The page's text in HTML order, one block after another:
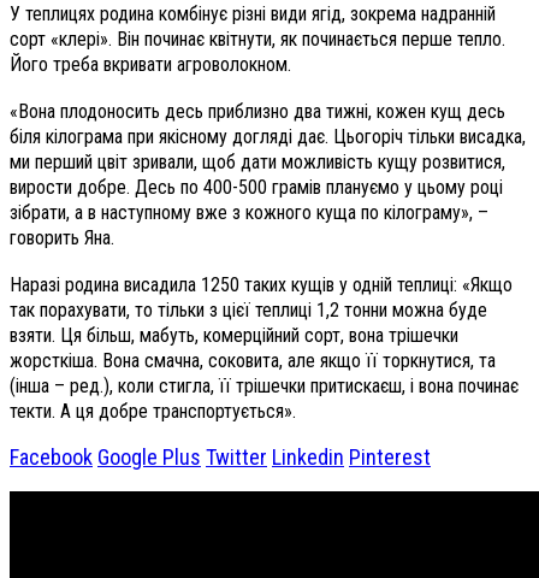
У теплицях родина комбінує різні види ягід, зокрема надранній
сорт «клері». Він починає квітнути, як починається перше тепло.
Його треба вкривати агроволокном.
«Вона плодоносить десь приблизно два тижні, кожен кущ десь
біля кілограма при якісному догляді дає. Цьогоріч тільки висадка,
ми перший цвіт зривали, щоб дати можливість кущу розвитися,
вирости добре. Десь по 400-500 грамів плануємо у цьому році
зібрати, а в наступному вже з кожного куща по кілограму», –
говорить Яна.
Наразі родина висадила 1250 таких кущів у одній теплиці: «Якщо
так порахувати, то тільки з цієї теплиці 1,2 тонни можна буде
взяти. Ця більш, мабуть, комерційний сорт, вона трішечки
жорсткіша. Вона смачна, соковита, але якщо її торкнутися, та
(інша – ред.), коли стигла, її трішечки притискаєш, і вона починає
текти. А ця добре транспортується».
Facebook Google Plus Twitter Linkedin Pinterest